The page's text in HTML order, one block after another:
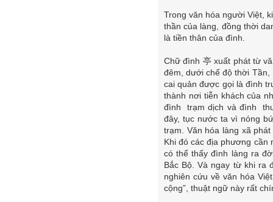
Trong văn hóa người Việt,
thần của làng, đồng thời
là tiền thân của đình.
Chữ đình 亭 xuất phát từ
đêm, dưới chế độ thời
cai quản được gọi là đình
thành nơi tiễn khách của
đình trạm dịch và đình
đây, tục nước ta vì nóng
trạm. Văn hóa làng xã
Khi đó các địa phương
có thể thấy đình làng ra
Bắc Bộ. Và ngay từ khi ra
nghiên cứu về văn hóa
cộng”, thuật ngữ này rất